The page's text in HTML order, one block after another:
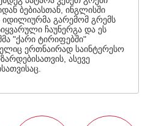
ბებიასთან, ინგლისში
იდილიურმა გარემომ გრემს
ჩაუნერგა და ეს
"ქარი ტირიფებში"
ერთნაირად საინტერესო
ასევე